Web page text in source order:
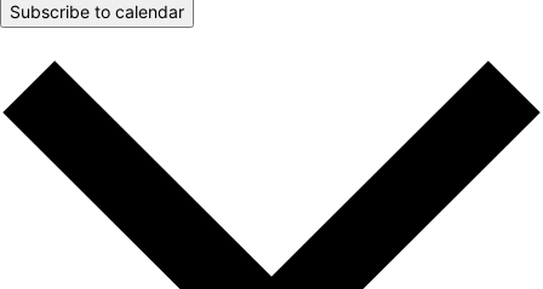
Subscribe to calendar